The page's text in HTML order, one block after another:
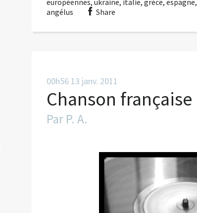
angélus
Share
00h56 13 janv. 2011
Chanson française
Par P. A.